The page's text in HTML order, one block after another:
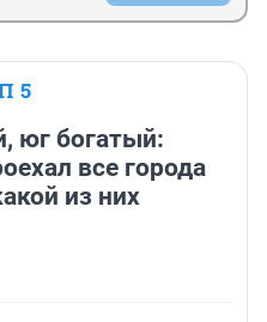
5
юг богатый:
все города
из них